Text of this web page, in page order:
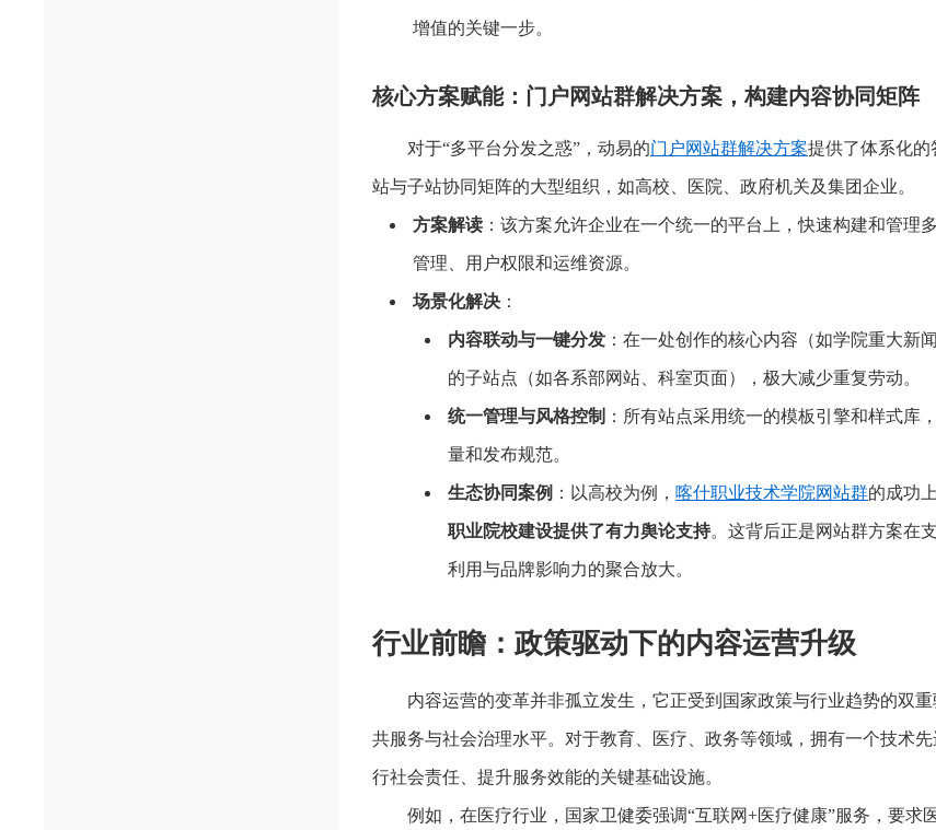
增值的关键一步。
核心方案赋能：门户网站群解决方案，构建内容协同矩阵
对于“多平台分发之惑”，动易的门户网站群解决方案提供了体系化的
站与子站协同矩阵的大型组织，如高校、医院、政府机关及集团企业。
方案解读 ：该方案允许企业在一个统一的平台上，快速构建和管
管理、用户权限和运维资源。
场景化解决 ：
内容联动与一键分发 ：在一处创作的核心内容（如学院重大新
的子站点（如各系部网站、科室页面），极大减少重复劳动。
统一管理与风格控制 ：所有站点采用统一的模板引擎和样式库
量和发布规范。
生态协同案例 ：以高校为例， 喀什职业技术学院网站群的成功
职业院校建设提供了有力舆论支持。这背后正是网站群方案在
利用与品牌影响力的聚合放大。
行业前瞻：政策驱动下的内容运营升级
内容运营的变革并非孤立发生，它正受到国家政策与行业趋势的双
共服务与社会治理水平。对于教育、医疗、政务等领域，拥有一个技术
行社会责任、提升服务效能的关键基础设施。
例如，在医疗行业，国家卫健委强调“互联网+医疗健康”服务，要求